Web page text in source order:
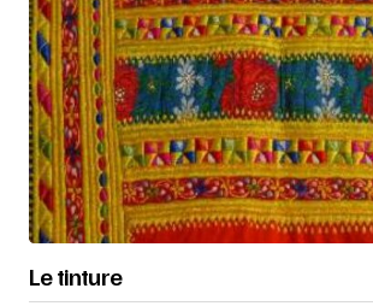
Le tinture